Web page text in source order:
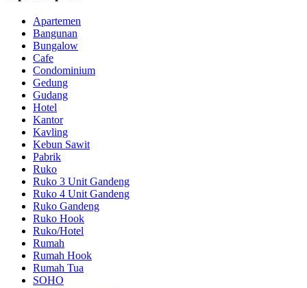
Apartemen
Bangunan
Bungalow
Cafe
Condominium
Gedung
Gudang
Hotel
Kantor
Kavling
Kebun Sawit
Pabrik
Ruko
Ruko 3 Unit Gandeng
Ruko 4 Unit Gandeng
Ruko Gandeng
Ruko Hook
Ruko/Hotel
Rumah
Rumah Hook
Rumah Tua
SOHO